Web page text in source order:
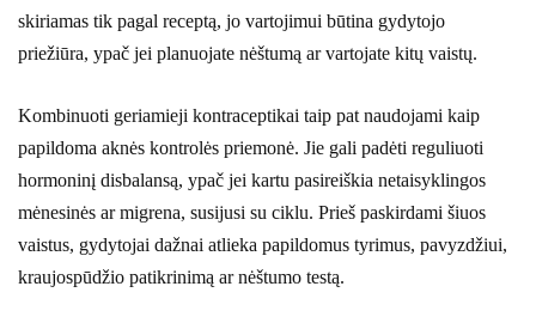
skiriamas tik pagal receptą, jo vartojimui būtina gydytojo
priežiūra, ypač jei planuojate nėštumą ar vartojate kitų vaistų.
Kombinuoti geriamieji kontraceptikai taip pat naudojami kaip
papildoma aknės kontrolės priemonė. Jie gali padėti reguliuoti
hormoninį disbalansą, ypač jei kartu pasireiškia netaisyklingos
mėnesinės ar migrena, susijusi su ciklu. Prieš paskirdami šiuos
vaistus, gydytojai dažnai atlieka papildomus tyrimus, pavyzdžiui,
kraujospūdžio patikrinimą ar nėštumo testą.